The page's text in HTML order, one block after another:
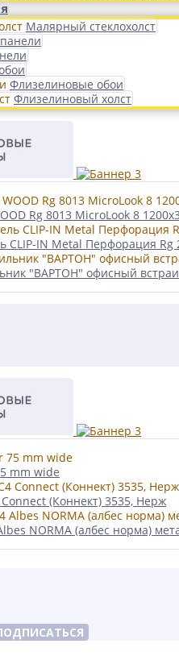
Малярный стеклохолст
Флизелиновые обои
Флизелиновый холст
Rg 8013 MicroLook 8
CLIP-IN Metal Перфорация Rg
"ВАРТОН" офисный
mm wide
(Коннект) 3535, Нерж
NORMA (албес норма)